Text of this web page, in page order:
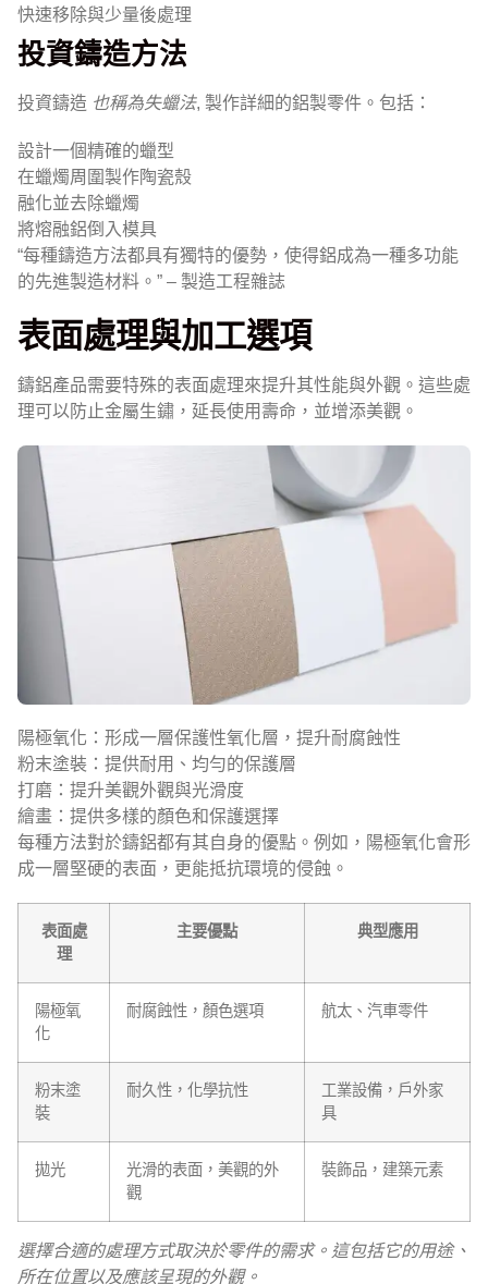
快速移除與少量後處理
投資鑄造方法
投資鑄造 也稱為失蠟法, 製作詳細的鋁製零件。包括：
設計一個精確的蠟型
在蠟燭周圍製作陶瓷殼
融化並去除蠟燭
將熔融鋁倒入模具
“每種鑄造方法都具有獨特的優勢，使得鋁成為一種多功能
的先進製造材料。” – 製造工程雜誌
表面處理與加工選項
鑄鋁產品需要特殊的表面處理來提升其性能與外觀。這些處
理可以防止金屬生鏽，延長使用壽命，並增添美觀。
陽極氧化：形成一層保護性氧化層，提升耐腐蝕性
粉末塗裝：提供耐用、均勻的保護層
打磨：提升美觀外觀與光滑度
繪畫：提供多樣的顏色和保護選擇
每種方法對於鑄鋁都有其自身的優點。例如，陽極氧化會形
成一層堅硬的表面，更能抵抗環境的侵蝕。
表面處
理
主要優點 典型應用
陽極氧
化
耐腐蝕性，顏色選項 航太、汽車零件
粉末塗
裝
耐久性，化學抗性
工業設備，戶外家
具
拋光
光滑的表面，美觀的外
觀
裝飾品，建築元素
選擇合適的處理方式取決於零件的需求。這包括它的用途、
所在位置以及應該呈現的外觀。